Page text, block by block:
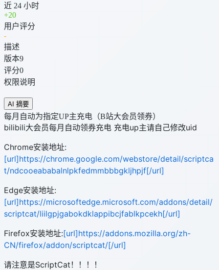
近 24 小时
+20
用户评分
-
描述
版本9
评分0
权限说明
AI 摘要
每月自动为指定UP主充电（B站大会员领券）
bilibili大会员每月自动领券充电 充电up主请自己修改uid
Chrome安装地址:
[url]https://chrome.google.com/webstore/detail/scriptca
t/ndcooeababalnlpkfedmmbbbgkljhpjf[/url]
Edge安装地址:
[url]https://microsoftedge.microsoft.com/addons/detail/
scriptcat/liilgpjgabokdklappibcjfablkpcekh[/url]
Firefox安装地址:[url]https://addons.mozilla.org/zh-
CN/firefox/addon/scriptcat/[/url]
请注意是ScriptCat！！！！